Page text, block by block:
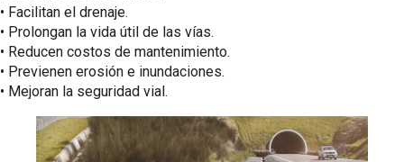
•⁠ ⁠Facilitan el drenaje.
•⁠ ⁠Prolongan la vida útil de las vías.
•⁠ ⁠Reducen costos de mantenimiento.
•⁠ ⁠Previenen erosión e inundaciones.
•⁠ ⁠Mejoran la seguridad vial.